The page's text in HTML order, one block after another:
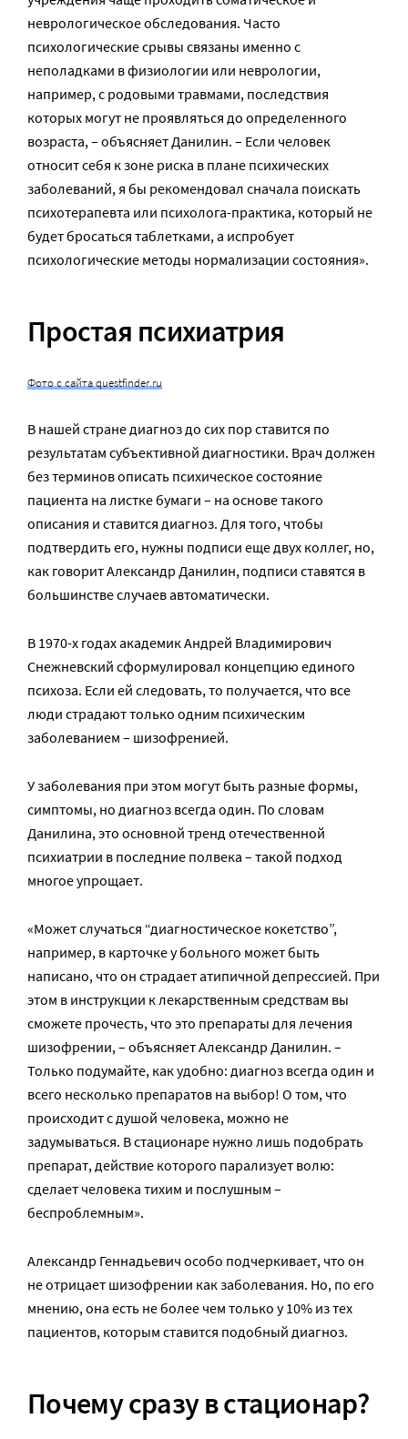
неврологическое обследования. Часто
психологические срывы связаны именно с
неполадками в физиологии или неврологии,
например, с родовыми травмами, последствия
которых могут не проявляться до определенного
возраста, – объясняет Данилин. – Если человек
относит себя к зоне риска в плане психических
заболеваний, я бы рекомендовал сначала поискать
психотерапевта или психолога-практика, который не
будет бросаться таблетками, а испробует
психологические методы нормализации состояния».
Простая психиатрия
Фото с сайта questfinder.ru
В нашей стране диагноз до сих пор ставится по
результатам субъективной диагностики. Врач должен
без терминов описать психическое состояние
пациента на листке бумаги – на основе такого
описания и ставится диагноз. Для того, чтобы
подтвердить его, нужны подписи еще двух коллег, но,
как говорит Александр Данилин, подписи ставятся в
большинстве случаев автоматически.
В 1970-х годах академик Андрей Владимирович
Снежневский сформулировал концепцию единого
психоза. Если ей следовать, то получается, что все
люди страдают только одним психическим
заболеванием – шизофренией.
У заболевания при этом могут быть разные формы,
симптомы, но диагноз всегда один. По словам
Данилина, это основной тренд отечественной
психиатрии в последние полвека – такой подход
многое упрощает.
«Может случаться “диагностическое кокетство”,
например, в карточке у больного может быть
написано, что он страдает атипичной депрессией. При
этом в инструкции к лекарственным средствам вы
сможете прочесть, что это препараты для лечения
шизофрении, – объясняет Александр Данилин. –
Только подумайте, как удобно: диагноз всегда один и
всего несколько препаратов на выбор! О том, что
происходит с душой человека, можно не
задумываться. В стационаре нужно лишь подобрать
препарат, действие которого парализует волю:
сделает человека тихим и послушным –
беспроблемным».
Александр Геннадьевич особо подчеркивает, что он
не отрицает шизофрении как заболевания. Но, по его
мнению, она есть не более чем только у 10% из тех
пациентов, которым ставится подобный диагноз.
Почему сразу в стационар?